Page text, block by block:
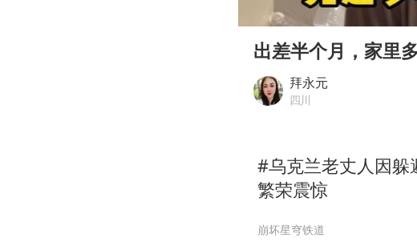
浙江
香港
网传
Play
00:00
出差半个月，家里
拜永元
四川
#乌克兰老丈人因躲
繁荣震惊
崩坏星穹铁道